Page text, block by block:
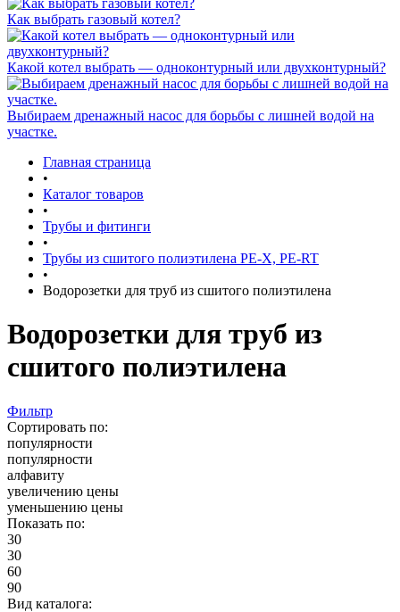
Как выбрать газовый котел?
Какой котел выбрать — одноконтурный или двухконтурный?
Выбираем дренажный насос для борьбы с лишней водой на
участке.
Главная страница
•
Каталог товаров
•
Трубы и фитинги
•
Трубы из сшитого полиэтилена PE-X, PE-RT
•
Водорозетки для труб из сшитого полиэтилена
Водорозетки для труб из
сшитого полиэтилена
Фильтр
Сортировать по:
популярности
популярности
алфавиту
увеличению цены
уменьшению цены
Показать по:
30
30
60
90
Вид каталога: